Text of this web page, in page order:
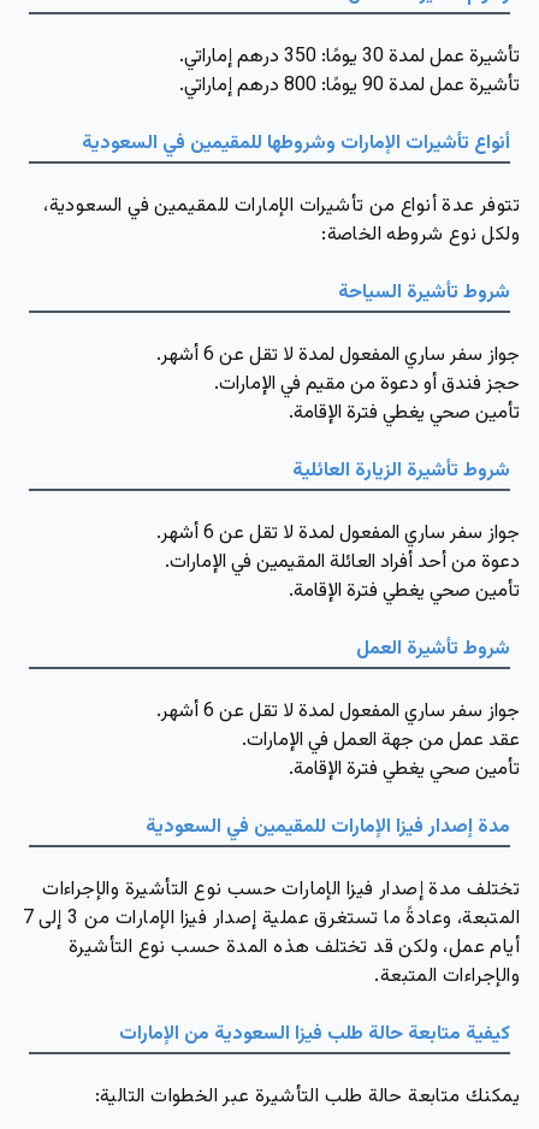
تأشيرة عمل لمدة 30 يومًا: 350 درهم إماراتي.
تأشيرة عمل لمدة 90 يومًا: 800 درهم إماراتي.
أنواع تأشيرات الإمارات وشروطها للمقيمين في السعودية
تتوفر عدة أنواع من تأشيرات الإمارات للمقيمين في السعودية،
ولكل نوع شروطه الخاصة:
شروط تأشيرة السياحة
جواز سفر ساري المفعول لمدة لا تقل عن 6 أشهر.
حجز فندق أو دعوة من مقيم في الإمارات.
تأمين صحي يغطي فترة الإقامة.
شروط تأشيرة الزيارة العائلية
جواز سفر ساري المفعول لمدة لا تقل عن 6 أشهر.
دعوة من أحد أفراد العائلة المقيمين في الإمارات.
تأمين صحي يغطي فترة الإقامة.
شروط تأشيرة العمل
جواز سفر ساري المفعول لمدة لا تقل عن 6 أشهر.
عقد عمل من جهة العمل في الإمارات.
تأمين صحي يغطي فترة الإقامة.
مدة إصدار فيزا الإمارات للمقيمين في السعودية
تختلف مدة إصدار فيزا الإمارات حسب نوع التأشيرة والإجراءات
المتبعة، وعادةً ما تستغرق عملية إصدار فيزا الإمارات من 3 إلى 7
أيام عمل، ولكن قد تختلف هذه المدة حسب نوع التأشيرة
والإجراءات المتبعة.
كيفية متابعة حالة طلب فيزا السعودية من الإمارات
يمكنك متابعة حالة طلب التأشيرة عبر الخطوات التالية: